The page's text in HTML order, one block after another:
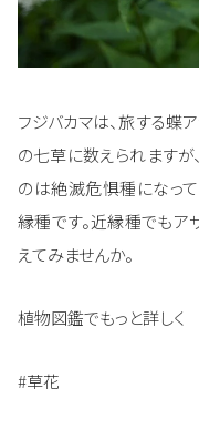
フジバカマは、旅する蝶
の七草に数えられますが
のは絶滅危惧種になっ
縁種です。近縁種でもア
えてみませんか。
植物図鑑でもっと詳しく
#草花